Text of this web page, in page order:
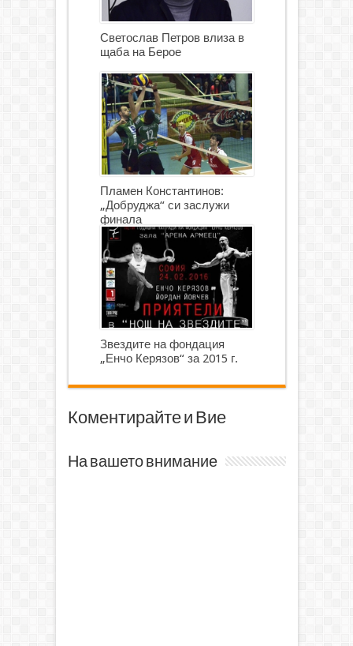
Светослав Петров влиза в
щаба на Берое
Пламен Константинов:
„Добруджа“ си заслужи
финала
Звездите на фондация
„Енчо Керязов“ за 2015 г.
Коментирайте и Вие
На вашето внимание